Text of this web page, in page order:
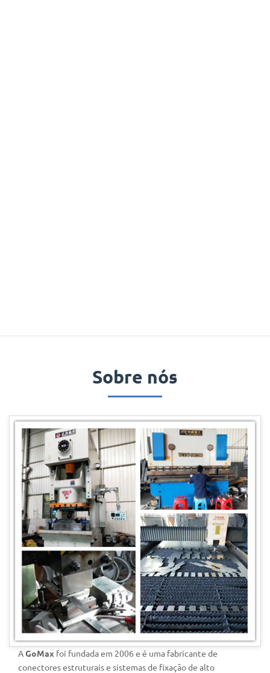
Sobre nós
AGoMax foi fundada em 2006 e é uma fabricante de
conectores estruturais e sistemas de fixação de alto